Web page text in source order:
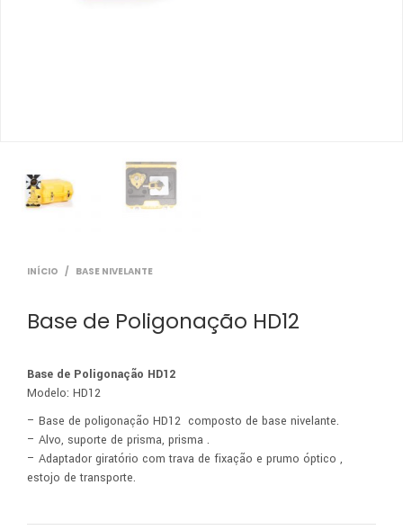
INÍCIO / BASE NIVELANTE
Base de Poligonação HD12
Base de Poligonação HD12
Modelo: HD12
– Base de poligonação HD12 composto de base nivelante.
– Alvo, suporte de prisma, prisma .
– Adaptador giratório com trava de fixação e prumo óptico ,
estojo de transporte.